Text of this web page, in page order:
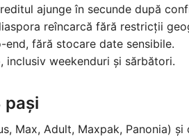
ajunge în secunde după
reîncarcă fără restricții
fără stocare date sensibile.
inclusiv weekenduri și sărbători.
pași
Max, Adult, Maxpak, Panonia) și